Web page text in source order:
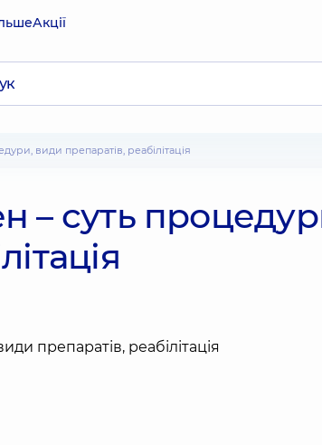
Акції
види препаратів, реабілітація
– суть